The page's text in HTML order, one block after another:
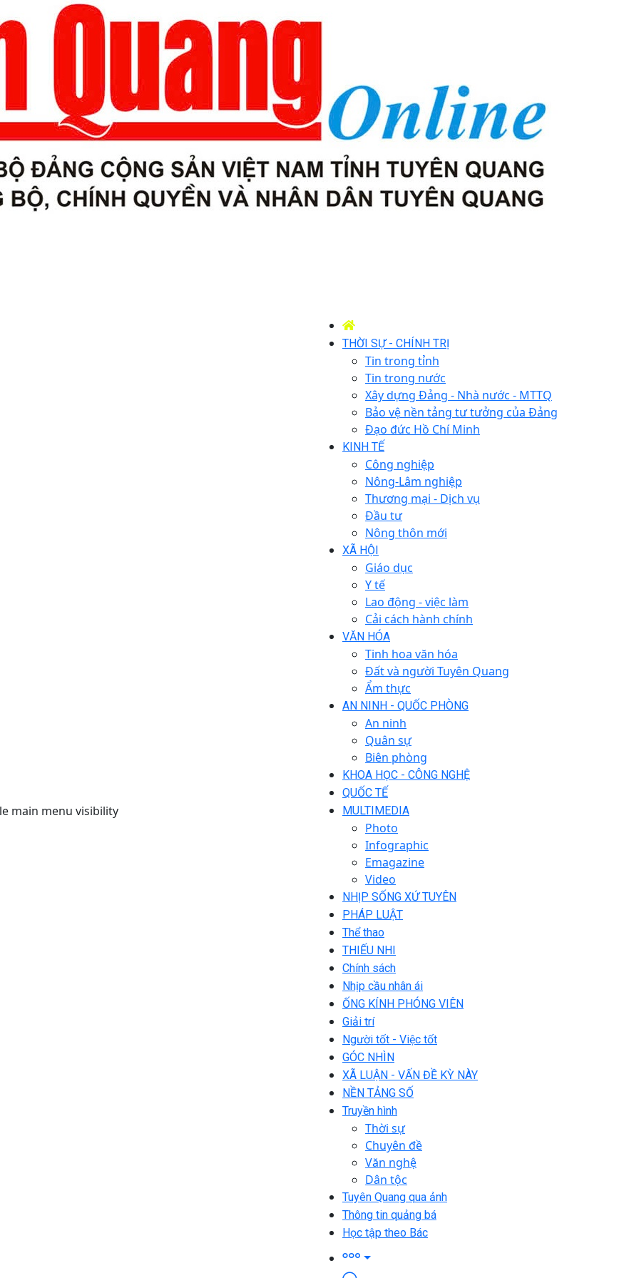
main menu visibility
THỜI SỰ - CHÍNH TRỊ
Tin trong tỉnh
Tin trong nước
Xây dựng Đảng - Nhà nước - MTTQ
Bảo vệ nền tảng tư tưởng của Đảng
Đạo đức Hồ Chí Minh
KINH TẾ
Công nghiệp
Nông-Lâm nghiệp
Thương mại - Dịch vụ
Đầu tư
Nông thôn mới
XÃ HỘI
Giáo dục
Y tế
Lao động - việc làm
Cải cách hành chính
VĂN HÓA
Tinh hoa văn hóa
Đất và người Tuyên Quang
Ẩm thực
AN NINH - QUỐC PHÒNG
An ninh
Quân sự
Biên phòng
KHOA HỌC - CÔNG NGHỆ
QUỐC TẾ
MULTIMEDIA
Photo
Infographic
Emagazine
Video
NHỊP SỐNG XỨ TUYÊN
PHÁP LUẬT
Thể thao
THIẾU NHI
Chính sách
Nhịp cầu nhân ái
ỐNG KÍNH PHÓNG VIÊN
Giải trí
Người tốt - Việc tốt
GÓC NHÌN
XÃ LUẬN - VẤN ĐỀ KỲ NÀY
NỀN TẢNG SỐ
Truyền hình
Thời sự
Chuyên đề
Văn nghệ
Dân tộc
Tuyên Quang qua ảnh
Thông tin quảng bá
Học tập theo Bác